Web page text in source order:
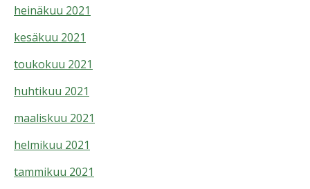
heinäkuu 2021
kesäkuu 2021
toukokuu 2021
huhtikuu 2021
maaliskuu 2021
helmikuu 2021
tammikuu 2021